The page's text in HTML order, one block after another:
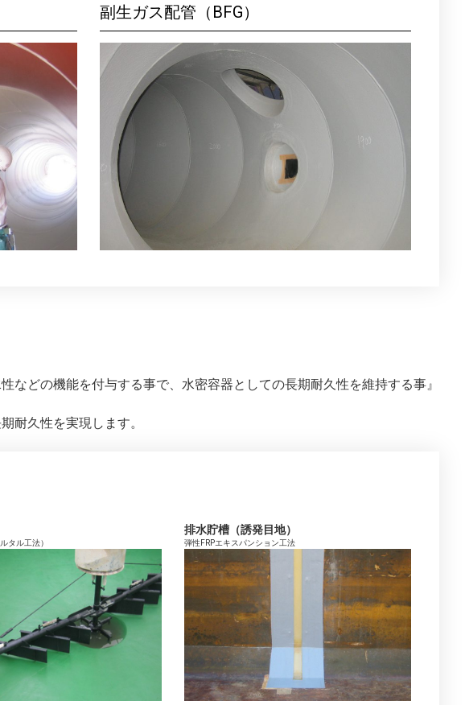
副生ガス配管（BFG）
どの機能を付与する事で、水密容器としての長期耐久性を維持する事』
耐久性を実現します。
タル工法）
排水貯槽（誘発目地）
弾性FRPエキスパンション工法